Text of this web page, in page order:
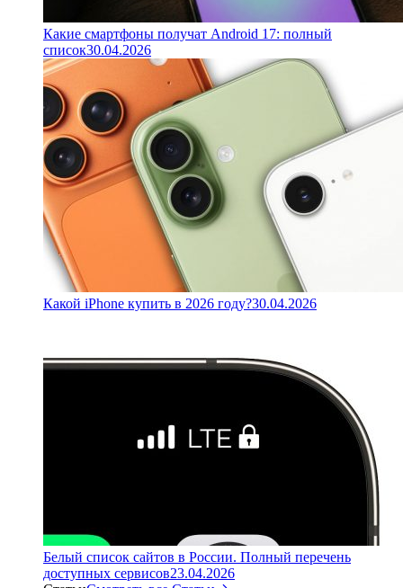
Какие смартфоны получат Android 17: полный
список30.04.2026
Какой iPhone купить в 2026 году?30.04.2026
Белый список сайтов в России. Полный перечень
доступных сервисов23.04.2026